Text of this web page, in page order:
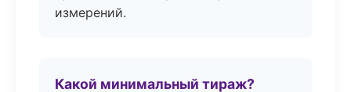
измерений.
Какой минимальный тираж?